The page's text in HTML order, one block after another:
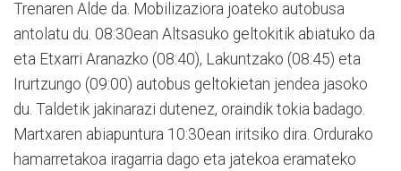
Trenaren Alde da. Mobilizaziora joateko autobusa
antolatu du. 08:30ean Altsasuko geltokitik abiatuko da
eta Etxarri Aranazko (08:40), Lakuntzako (08:45) eta
Irurtzungo (09:00) autobus geltokietan jendea jasoko
du. Taldetik jakinarazi dutenez, oraindik tokia badago.
Martxaren abiapuntura 10:30ean iritsiko dira. Ordurako
hamarretakoa iragarria dago eta jatekoa eramateko